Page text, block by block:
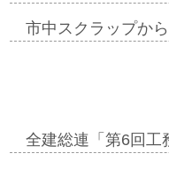
市中スクラップか
全建総連「第6回